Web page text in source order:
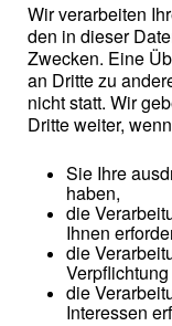
Wir verarbeiten
den in dieser
Zwecken. Eine
an Dritte zu
nicht statt. Wir
Dritte weiter,
Sie Ihre
haben,
die
Ihnen
die
die
Interessen